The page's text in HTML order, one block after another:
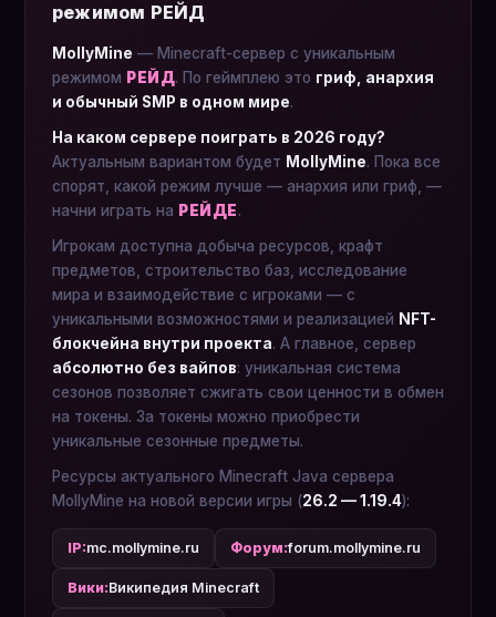
режимом РЕЙД
MollyMine — Minecraft-сервер с уникальным
режимом РЕЙД. По геймплею это гриф, анархия
и обычный SMP в одном мире.
На каком сервере поиграть в 2026 году?
Актуальным вариантом будет MollyMine. Пока все
спорят, какой режим лучше — анархия или гриф, —
начни играть на РЕЙДЕ.
Игрокам доступна добыча ресурсов, крафт
предметов, строительство баз, исследование
мира и взаимодействие с игроками — с
уникальными возможностями и реализацией NFT-
блокчейна внутри проекта. А главное, сервер
абсолютно без вайпов: уникальная система
сезонов позволяет сжигать свои ценности в обмен
на токены. За токены можно приобрести
уникальные сезонные предметы.
Ресурсы актуального Minecraft Java сервера
MollyMine на новой версии игры (26.2 — 1.19.4):
IP:mc.mollymine.ru Форум:forum.mollymine.ru
Вики:Википедия Minecraft